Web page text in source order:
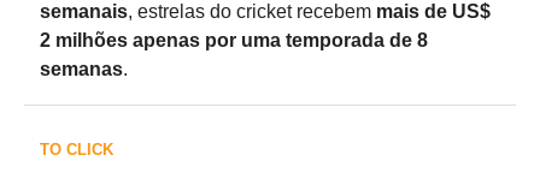
semanais, estrelas do cricket recebem mais de US$
2 milhões apenas por uma temporada de 8
semanas.
TO CLICK